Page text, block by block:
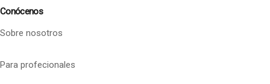
Conócenos
Sobre nosotros
Para profecionales